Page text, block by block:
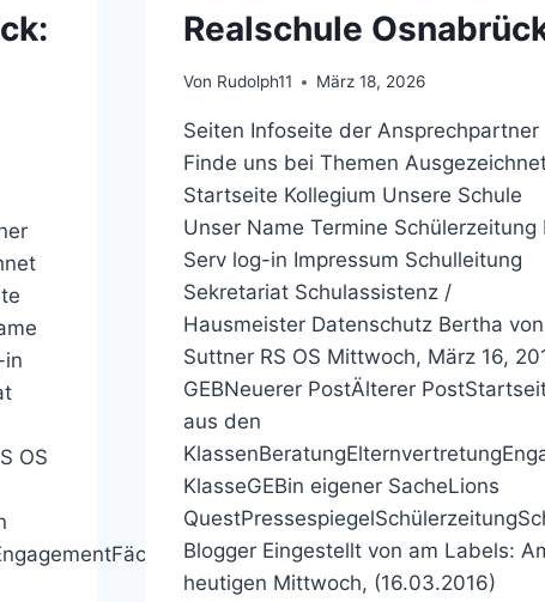
in
OS
Realschule
Von Rudolph11 März 18, 2026
Seiten Infoseite der Ansprechpartner
Finde uns bei Themen
Startseite Kollegium Unsere Schule
Unser Name Termine Schülerzeitung
Serv log-in Impressum Schulleitung
Sekretariat Schulassistenz /
Hausmeister Datenschutz Bertha von
Suttner RS OS Mittwoch, März 16,
GEBNeuerer PostÄlterer
aus den
KlasseGEBin eigener SacheLions
Blogger Eingestellt von am Labels:
heutigen Mittwoch, (16.03.2016)